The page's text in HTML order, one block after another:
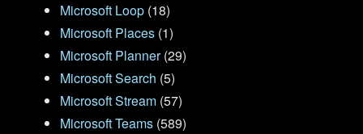
Microsoft Loop (18)
Microsoft Places (1)
Microsoft Planner(29)
Microsoft Search (5)
Microsoft Stream (57)
Microsoft Teams (589)